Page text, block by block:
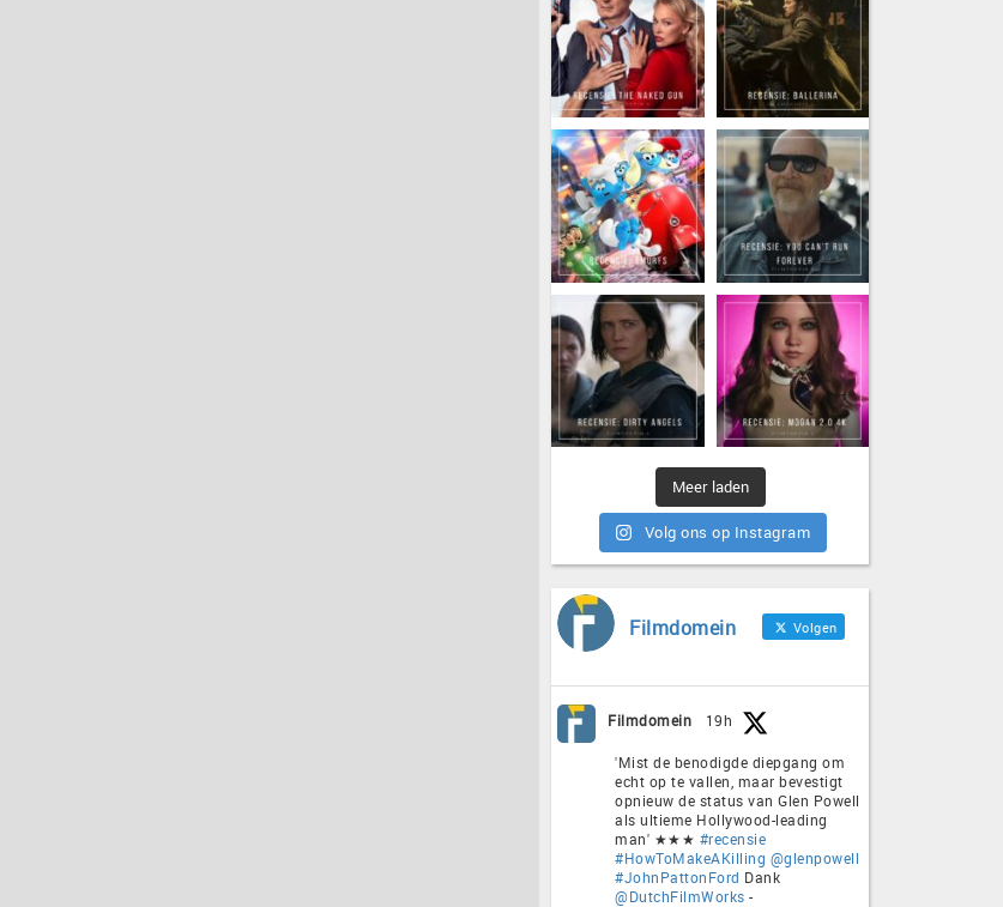
Meer laden
Volg ons op Instagram
Filmdomein Volgen
Filmdomein 19h
'Mist de benodigde diepgang om
echt op te vallen, maar bevestigt
opnieuw de status van Glen Powell
als ultieme Hollywood-leading
man' ★★★ #recensie
#HowToMakeAKilling @glenpowell
#JohnPattonFord Dank
@DutchFilmWorks -